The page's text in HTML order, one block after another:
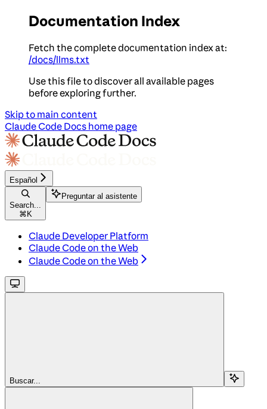
Documentation Index
Fetch the complete documentation index at:
/docs/llms.txt
Use this file to discover all available pages
before exploring further.
Skip to main content
Claude Code Docs home page
Español
Search...
⌘ K
Preguntar al asistente
Claude Developer Platform
Claude Code on the Web
Claude Code on the Web
Buscar...